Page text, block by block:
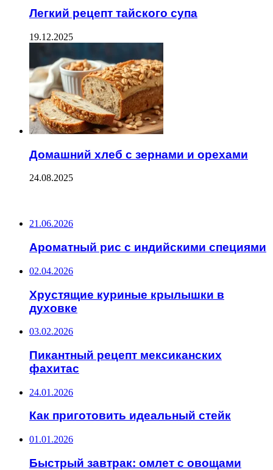
Легкий рецепт тайского супа
19.12.2025
Домашний хлеб с зернами и орехами
24.08.2025
21.06.2026
Ароматный рис с индийскими специями
02.04.2026
Хрустящие куриные крылышки в
духовке
03.02.2026
Пикантный рецепт мексиканских
фахитас
24.01.2026
Как приготовить идеальный стейк
01.01.2026
Быстрый завтрак: омлет с овощами